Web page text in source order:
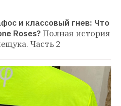
и классовый гнев: Что
Roses?Полная история
Часть 2